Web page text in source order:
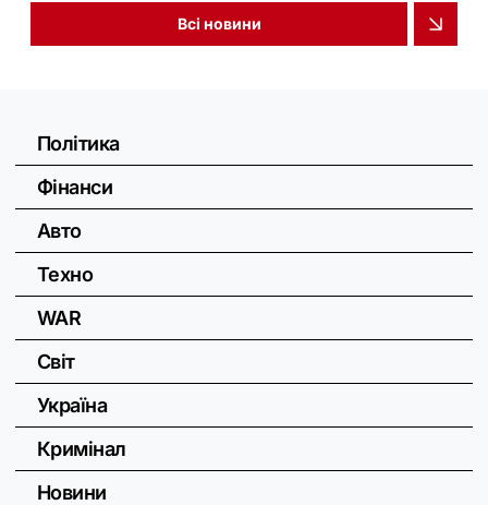
Всі новини
Політика
Фінанси
Авто
Техно
WAR
Світ
Україна
Кримінал
Новини